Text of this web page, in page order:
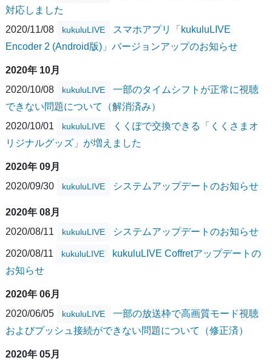
対応しました
2020/11/08
kukuluLIVE
スマホアプリ「kukuluLIVE
Encoder 2 (Android版)」バージョンアップのお知らせ
2020年 10月
2020/10/08
kukuluLIVE
一部のタイムシフトが正常に視聴
できない問題について（解消済み）
2020/10/01
kukuluLIVE
くくぽで交換できる「くくさまオ
リジナルグッズ」が増えました
2020年 09月
2020/09/30
kukuluLIVE システムアップデートのお知らせ
2020年 08月
2020/08/11
kukuluLIVE システムアップデートのお知らせ
2020/08/11 kukuluLIVE
kukuluLIVE Coffretアップデートの
お知らせ
2020年 06月
2020/06/05
kukuluLIVE
一部の放送枠で高画質モード視聴
およびプッシュ接続ができない問題について（修正済）
2020年 05月